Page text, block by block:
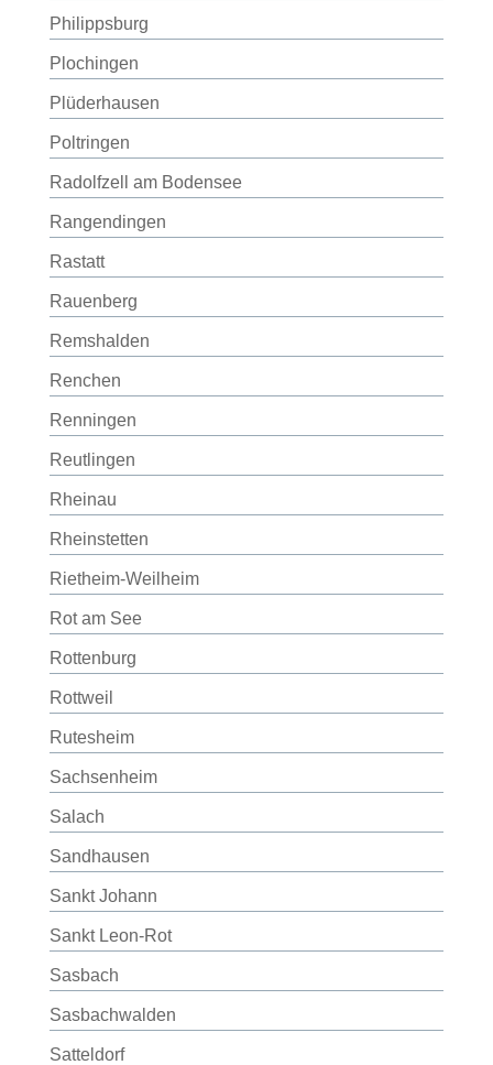
Philippsburg
Plochingen
Plüderhausen
Poltringen
Radolfzell am Bodensee
Rangendingen
Rastatt
Rauenberg
Remshalden
Renchen
Renningen
Reutlingen
Rheinau
Rheinstetten
Rietheim-Weilheim
Rot am See
Rottenburg
Rottweil
Rutesheim
Sachsenheim
Salach
Sandhausen
Sankt Johann
Sankt Leon-Rot
Sasbach
Sasbachwalden
Satteldorf